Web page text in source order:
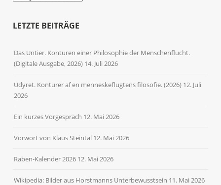
LETZTE BEITRÄGE
Das Untier. Konturen einer Philosophie der Menschenflucht.
(Digitale Ausgabe, 2026) 14. Juli 2026
Udyret. Konturer af en menneskeflugtens filosofie. (2026) 12. Juli
2026
Ein kurzes Vorgespräch 12. Mai 2026
Vorwort von Klaus Steintal 12. Mai 2026
Raben-Kalender 2026 12. Mai 2026
Wikipedia: Bilder aus Horstmanns Unterbewusstsein 11. Mai 2026